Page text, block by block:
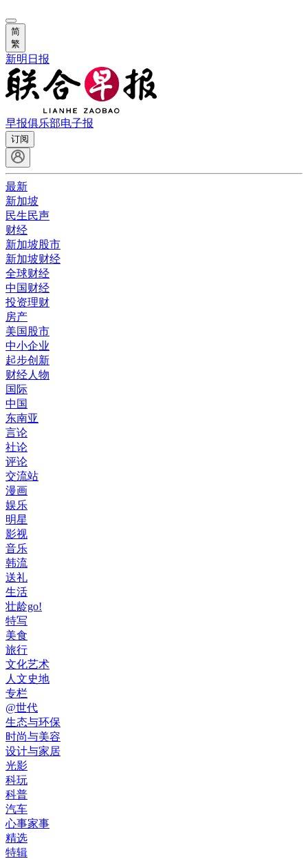
简
繁
新明日报
早报俱乐部电子报
订阅
最新
新加坡
民生民声
财经
新加坡股市
新加坡财经
全球财经
中国财经
投资理财
房产
美国股市
中小企业
起步创新
财经人物
国际
中国
东南亚
言论
社论
评论
交流站
漫画
娱乐
明星
影视
音乐
韩流
送礼
生活
壮龄go!
特写
美食
旅行
文化艺术
人文史地
专栏
@世代
生态与环保
时尚与美容
设计与家居
光影
科玩
科普
汽车
心事家事
精选
特辑